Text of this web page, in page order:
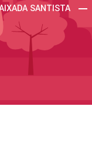
SANTISTA